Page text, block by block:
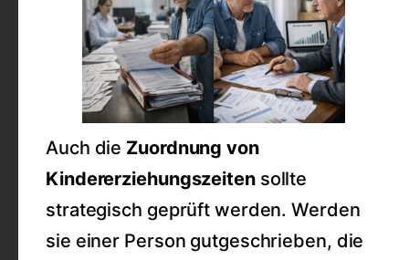
Auch die Zuordnung von
Kindererziehungszeitensollte
strategisch geprüft werden. Werden
sie einer Person gutgeschrieben, die